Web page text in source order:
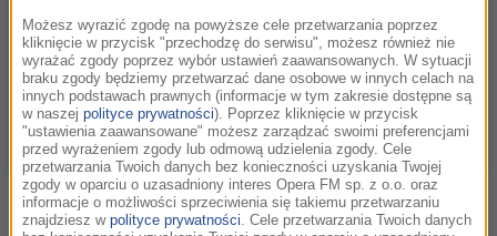
- Wiem, że jestem szalony – powiedział Purchase w
opublikowanym w środę wywiadzie dla „WP”.
Możesz wyrazić zgodę na powyższe cele przetwarzania poprzez
kliknięcie w przycisk "przechodzę do serwisu", możesz również nie
wyrażać zgody poprzez wybór ustawień zaawansowanych. W sytuacji
braku zgody będziemy przetwarzać dane osobowe w innych celach na
innych podstawach prawnych (informacje w tym zakresie dostępne są
w naszej polityce prywatności). Poprzez kliknięcie w przycisk
"ustawienia zaawansowane" możesz zarządzać swoimi preferencjami
przed wyrażeniem zgody lub odmową udzielenia zgody. Cele
przetwarzania Twoich danych bez konieczności uzyskania Twojej
zgody w oparciu o uzasadniony interes Opera FM sp. z o.o. oraz
informacje o możliwości sprzeciwienia się takiemu przetwarzaniu
znajdziesz w polityce prywatności. Cele przetwarzania Twoich danych